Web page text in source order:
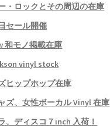
・ロックとその周辺の在庫
セール開催
和モノ掲載在庫
vinyl stock
ヒップホップ在庫
ズ、女性ボーカル Vinyl 在庫
、ディスコ７inch 入荷！